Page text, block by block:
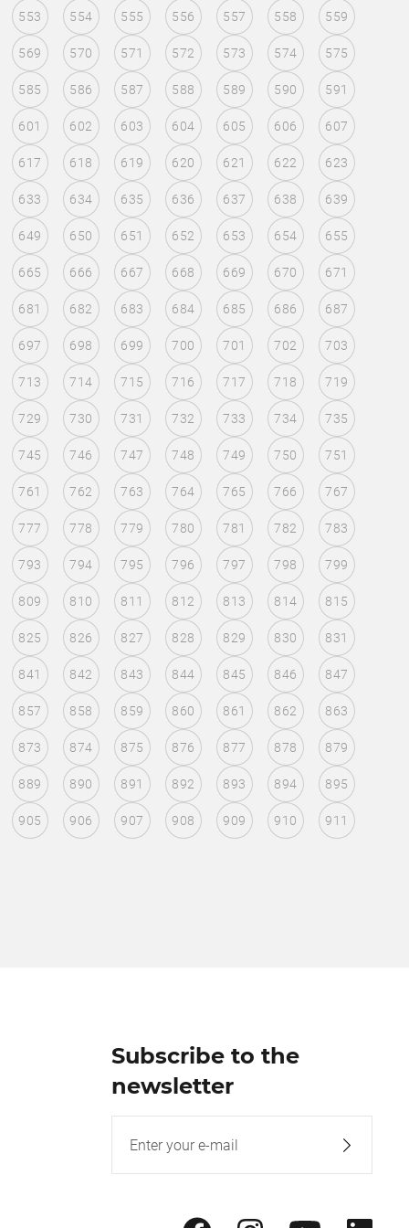
553 554 555 556 557 558 559
569 570 571 572 573 574 575
585 586 587 588 589 590 591
601 602 603 604 605 606 607
617 618 619 620 621 622 623
633 634 635 636 637 638 639
649 650 651 652 653 654 655
665 666 667 668 669 670 671
681 682 683 684 685 686 687
697 698 699 700 701 702 703
713 714 715 716 717 718 719
729 730 731 732 733 734 735
745 746 747 748 749 750 751
761 762 763 764 765 766 767
777 778 779 780 781 782 783
793 794 795 796 797 798 799
809 810 811 812 813 814 815
825 826 827 828 829 830 831
841 842 843 844 845 846 847
857 858 859 860 861 862 863
873 874 875 876 877 878 879
889 890 891 892 893 894 895
905 906 907 908 909 910 911
Subscribe to the
newsletter